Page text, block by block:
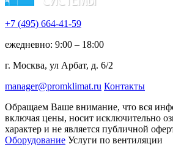
+7 (495) 664-41-59
ежедневно: 9:00 – 18:00
г. Москва, ул Арбат, д. 6/2
manager@promklimat.ru Контакты
Обращаем Ваше внимание, что вся
включая цены, носит исключительно
характер и не является публичной
Оборудование Услуги по вентиляции